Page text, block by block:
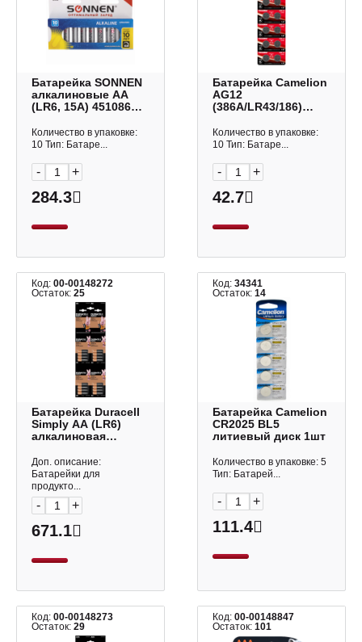
Батарейка SONNEN
алкалиновые АА
(LR6, 15А) 451086
Количество в упаковке:
10 Тип: Батаре...
- +
284.3
Батарейка Camelion
AG12
(386A/LR43/186)
диск 1шт
Количество в упаковке:
10 Тип: Батаре...
- +
42.7
Код: 00-00148272
Остаток: 25
Батарейка Duraсell
Simply AA (LR6)
алкалиновая
5000394129733
Доп. описание:
Батарейки для
продукто...
- +
671.1
Код:34341
Остаток:14
Батарейка Camelion
CR2025 BL5
литиевый диск 1шт
Количество в упаковке: 5
Тип: Батарей...
- +
111.4
Код: 00-00148273
Остаток: 29
Код:00-00148847
Остаток:101